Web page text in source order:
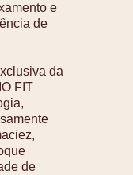
e
de
da
FIT
de